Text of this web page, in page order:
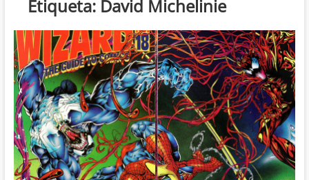
Etiqueta: David Michelinie